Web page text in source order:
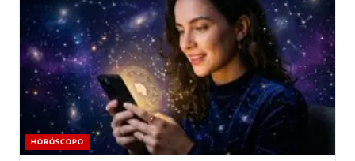
HORÓSCOPO